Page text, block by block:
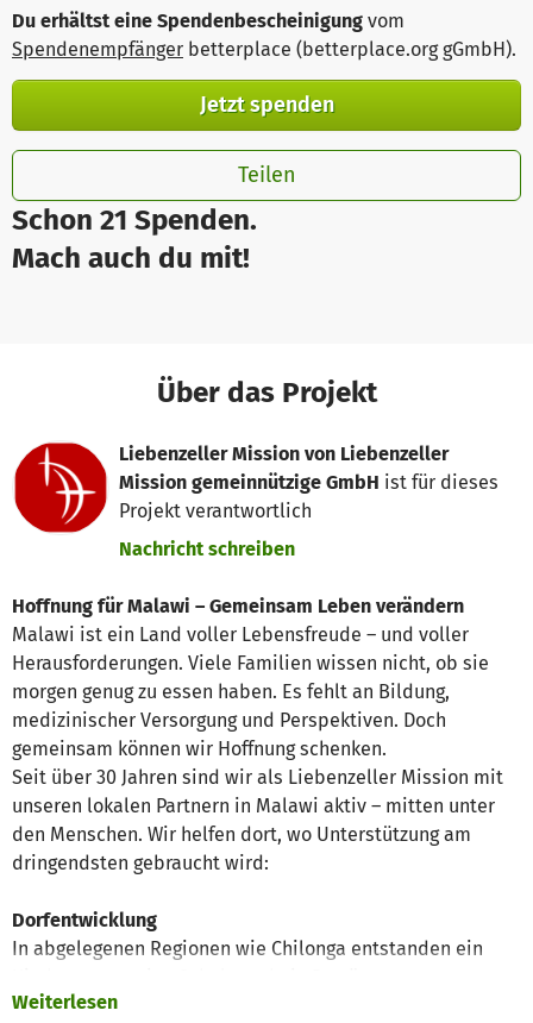
Schon 21 Spenden.
Mach auch du mit!
Du erhältst eine Spendenbescheinigung vom
Spendenempfänger betterplace (betterplace.org gGmbH).
Jetzt spenden
Teilen
Über das Projekt
Liebenzeller Mission von Liebenzeller
Mission gemeinnützige GmbH ist für dieses
Projekt verantwortlich
Nachricht schreiben
Hoffnung für Malawi – Gemeinsam Leben verändern
Malawi ist ein Land voller Lebensfreude – und voller
Herausforderungen. Viele Familien wissen nicht, ob sie
morgen genug zu essen haben. Es fehlt an Bildung,
medizinischer Versorgung und Perspektiven. Doch
gemeinsam können wir Hoffnung schenken.
Seit über 30 Jahren sind wir als Liebenzeller Mission mit
unseren lokalen Partnern in Malawi aktiv – mitten unter
den Menschen. Wir helfen dort, wo Unterstützung am
dringendsten gebraucht wird:
Dorfentwicklung
In abgelegenen Regionen wie Chilonga entstanden ein
Ein Maislager sichert Familien in Hungerzeiten ab.
Weiterlesen